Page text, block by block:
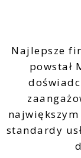
Najlepsze
powstał
standardy